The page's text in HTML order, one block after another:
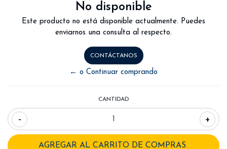
No disponible
Este producto no está disponible actualmente. Puedes
enviarnos una consulta al respecto.
CONTÁCTANOS
← o Continuar comprando
CANTIDAD
- +